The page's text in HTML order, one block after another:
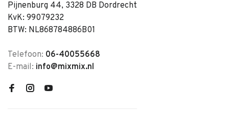
Pijnenburg 44, 3328 DB Dordrecht
KvK: 99079232
BTW: NL868784886B01
Telefoon: 06-40055668
E-mail: info@mixmix.nl